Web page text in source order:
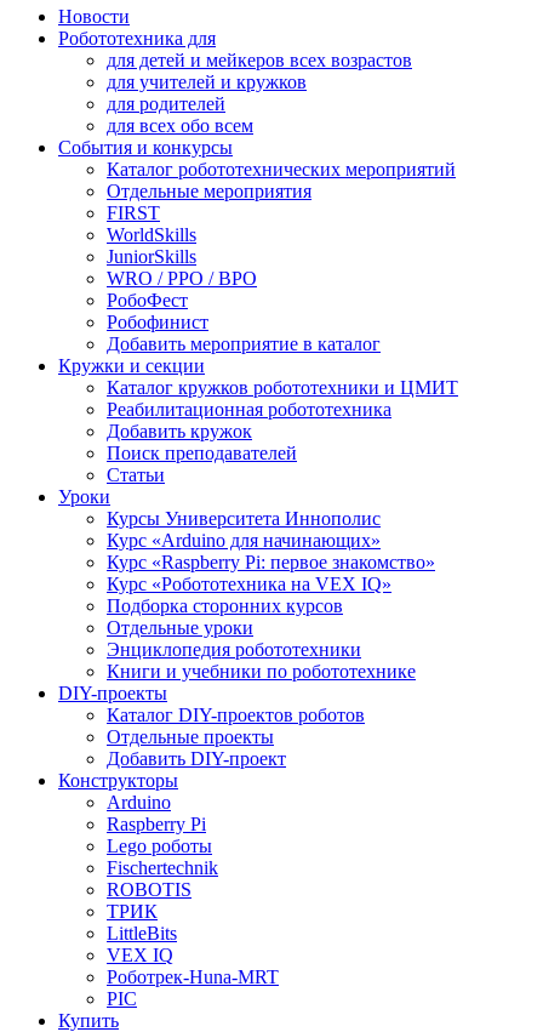
Новости
Робототехника для
для детей и мейкеров всех возрастов
для учителей и кружков
для родителей
для всех обо всем
События и конкурсы
Каталог робототехнических мероприятий
Отдельные мероприятия
FIRST
WorldSkills
JuniorSkills
WRO / РРО / ВРО
РобоФест
Робофинист
Добавить мероприятие в каталог
Кружки и секции
Каталог кружков робототехники и ЦМИТ
Реабилитационная робототехника
Добавить кружок
Поиск преподавателей
Статьи
Уроки
Курсы Университета Иннополис
Курс «Arduino для начинающих»
Курс «Raspberry Pi: первое знакомство»
Курс «Робототехника на VEX IQ»
Подборка сторонних курсов
Отдельные уроки
Энциклопедия робототехники
Книги и учебники по робототехнике
DIY-проекты
Каталог DIY-проектов роботов
Отдельные проекты
Добавить DIY-проект
Конструкторы
Arduino
Raspberry Pi
Lego роботы
Fischertechnik
ROBOTIS
ТРИК
LittleBits
VEX IQ
Роботрек-Huna-MRT
PIC
Купить